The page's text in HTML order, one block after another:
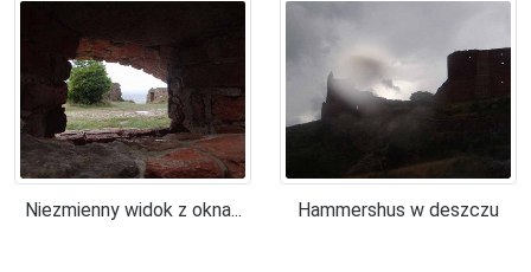
Niezmienny widok z okna... Hammershus w deszczu